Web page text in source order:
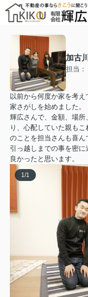
加古
担当：
以前から何度か家を考え
家さがしを始めました。
輝広さんで、金額、場
り、心配していた親も
のことを担当さんも喜ん
引っ越しまでの事を密
良かったと思います。
1/1